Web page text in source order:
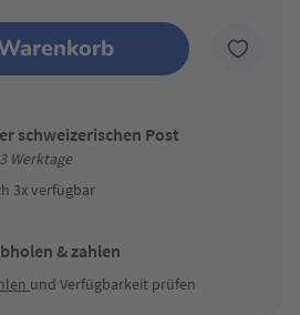
schweizerischen Post
Werktage
3x verfügbar
& zahlen
und Verfügbarkeit prüfen